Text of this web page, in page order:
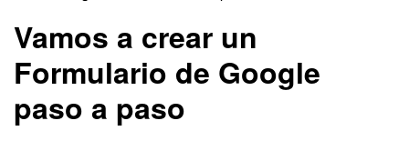
Vamos a crear un
Formulario de Google
paso a paso